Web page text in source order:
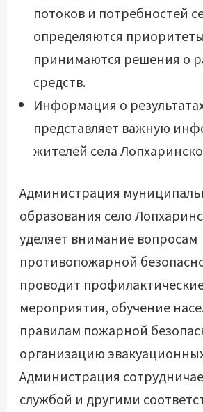
потоков и потребностей
определяются
принимаются решения о
средств.
Информация о
представляет важную
жителей села
Администрация
образования село
уделяет внимание вопросам
противопожарной
проводит
мероприятия, обучение
правилам пожарной
организацию
Администрация
службой и другими